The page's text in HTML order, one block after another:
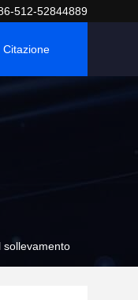
512-52844889
Citazione
sollevamento